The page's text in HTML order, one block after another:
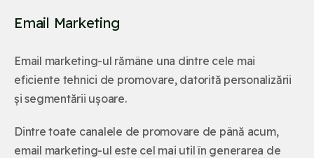
Email Marketing
Email marketing-ul rămâne una dintre cele mai
eficiente tehnici de promovare, datorită personalizării
și segmentării ușoare.
Dintre toate canalele de promovare de până acum,
email marketing-ul este cel mai util în generarea de